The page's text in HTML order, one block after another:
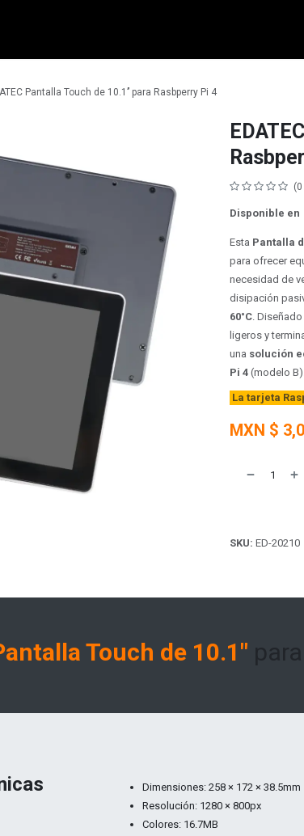
Pantalla Touch de 10.1’’ para Rasbperry Pi 4
Disponible en
Esta Pantalla
para ofrecer
necesidad de
disipación
60°C.
ligeros y
una solución
Pi 4 (modelo
La tarjeta
MXN $
SKU: ED-20210
Touch de 10.1"
Dimensiones: 258 × 172 × 38.5mm
Resolución: 1280 × 800px
Colores: 16.7MB